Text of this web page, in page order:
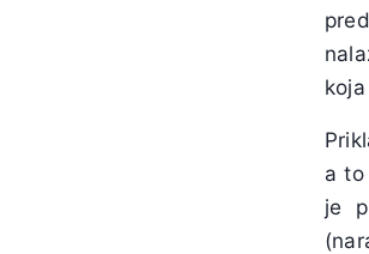
a to
je